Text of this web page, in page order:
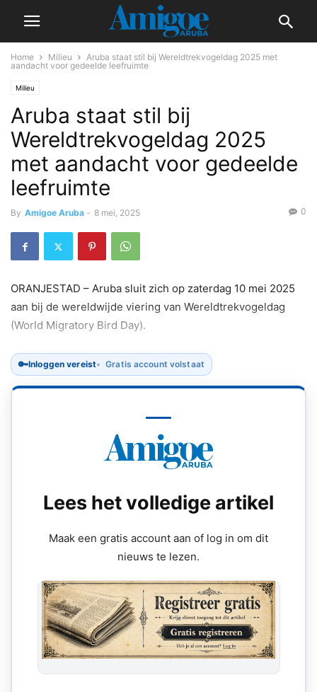
Home Milieu
Aruba staat stil bij Wereldtrekvogeldag 2025 met
aandacht voor gedeelde leefruimte
Milieu
Aruba staat stil bij
Wereldtrekvogeldag 2025
met aandacht voor gedeelde
leefruimte
By Amigoe Aruba - 8 mei, 2025 0
ORANJESTAD – Aruba sluit zich op zaterdag 10 mei 2025
aan bij de wereldwijde viering van Wereldtrekvogeldag
(World Migratory Bird Day).
🔑Inloggen vereist Gratis account volstaat
Lees het volledige artikel
Maak een gratis account aan of log in om dit
nieuws te lezen.